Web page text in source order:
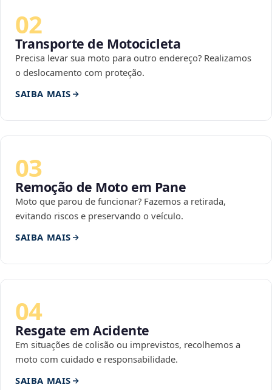
02
Transporte de Motocicleta
Precisa levar sua moto para outro endereço? Realizamos
o deslocamento com proteção.
SAIBA MAIS
03
Remoção de Moto em Pane
Moto que parou de funcionar? Fazemos a retirada,
evitando riscos e preservando o veículo.
SAIBA MAIS
04
Resgate em Acidente
Em situações de colisão ou imprevistos, recolhemos a
moto com cuidado e responsabilidade.
SAIBA MAIS